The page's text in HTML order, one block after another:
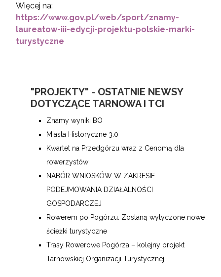
Więcej na:
https://www.gov.pl/web/sport/znamy-
laureatow-iii-edycji-projektu-polskie-marki-
turystyczne
"PROJEKTY" - OSTATNIE NEWSY
DOTYCZĄCE TARNOWA I TCI
Znamy wyniki BO
Miasta Historyczne 3.0
Kwartet na Przedgórzu wraz z Cenomą dla
rowerzystów
NABÓR WNIOSKÓW W ZAKRESIE
PODEJMOWANIA DZIAŁALNOŚCI
GOSPODARCZEJ
Rowerem po Pogórzu. Zostaną wytyczone nowe
ścieżki turystyczne
Trasy Rowerowe Pogórza – kolejny projekt
Tarnowskiej Organizacji Turystycznej